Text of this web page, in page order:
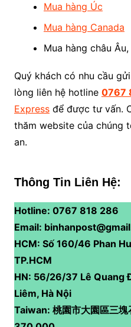
Mua hàng Úc
Mua hàng Canada
Mua hàng châu
Quý khách có nhu cầu
lòng liên hệ hotline 0767
Expressđể được tư vấn.
thăm website của chúng
an.
Thông Tin Liên Hệ:
Hotline: 0767 818 286
Email:
HCM: Số 160/46 Phan
TP.HCM
HN: 56/26/37 Lê Quang
Liêm, Hà Nội
Taiwan: 桃園市大園區三